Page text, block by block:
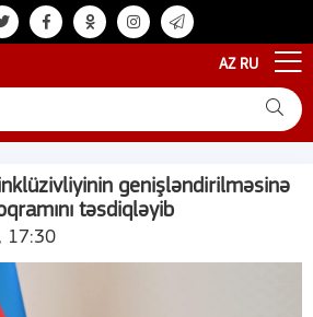
AZ RU
genişləndirilməsinə
təsdiqləyib
17:30